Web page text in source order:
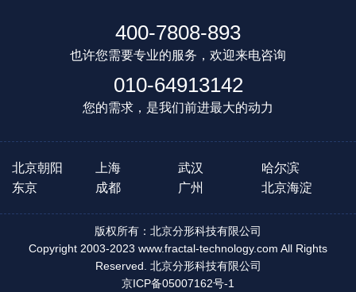
400-7808-893
也许您需要专业的服务，欢迎来电咨询
010-64913142
您的需求，是我们前进最大的动力
北京朝阳 上海 武汉
哈尔滨
东京
成都 广州 北京海淀
版权所有：北京分形科技有限公司
Copyright 2003-2023 www.fractal-technology.com All Rights
Reserved. 北京分形科技有限公司
京ICP备05007162号-1